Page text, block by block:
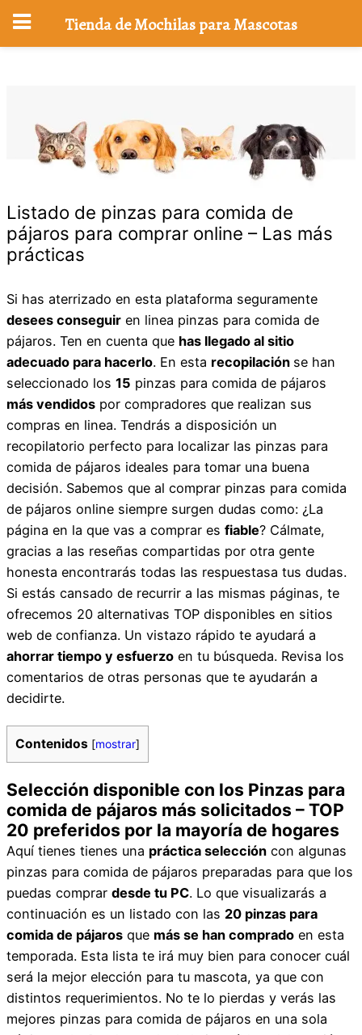
Listado de pinzas para comida de
pájaros para comprar online – Las más
prácticas
Si has aterrizado en esta plataforma seguramente
desees conseguir en linea pinzas para comida de
pájaros. Ten en cuenta que has llegado al sitio
adecuado para hacerlo. En esta recopilación se han
seleccionado los 15 pinzas para comida de pájaros
más vendidos por compradores que realizan sus
compras en linea. Tendrás a disposición un
recopilatorio perfecto para localizar las pinzas para
comida de pájaros ideales para tomar una buena
decisión. Sabemos que al comprar pinzas para comida
de pájaros online siempre surgen dudas como: ¿La
página en la que vas a comprar es fiable? Cálmate,
gracias a las reseñas compartidas por otra gente
honesta encontrarás todas las respuestasa tus dudas.
Si estás cansado de recurrir a las mismas páginas, te
ofrecemos 20 alternativas TOP disponibles en sitios
web de confianza. Un vistazo rápido te ayudará a
ahorrar tiempo y esfuerzo en tu búsqueda. Revisa los
comentarios de otras personas que te ayudarán a
decidirte.
Contenidos [mostrar]
Selección disponible con los Pinzas para
comida de pájaros más solicitados – TOP
20 preferidos por la mayoría de hogares
Aquí tienes tienes una práctica selección con algunas
pinzas para comida de pájaros preparadas para que los
puedas comprar desde tu PC. Lo que visualizarás a
continuación es un listado con las 20 pinzas para
comida de pájaros que más se han comprado en esta
temporada. Esta lista te irá muy bien para conocer cuál
será la mejor elección para tu mascota, ya que con
distintos requerimientos. No te lo pierdas y verás las
mejores pinzas para comida de pájaros en una sola
Tienda de Mochilas para Mascotas